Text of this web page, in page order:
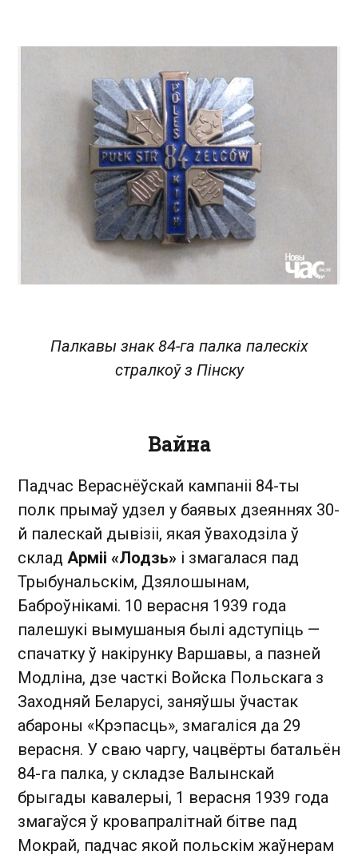
Палкавы знак 84-га палка палескіх
стралкоў з Пінску
Вайна
Падчас Вераснёўскай кампаніі 84-ты
полк прымаў удзел у баявых дзеяннях 30-
й палескай дывізіі, якая ўваходзіла ў
склад Арміі «Лодзь» і змагалася пад
Трыбунальскім, Дзялошынам,
Баброўнікамі. 10 верасня 1939 года
палешукі вымушаныя былі адступіць —
спачатку ў накірунку Варшавы, а пазней
Модліна, дзе часткі Войска Польскага з
Заходняй Беларусі, заняўшы ўчастак
абароны «Крэпасць», змагаліся да 29
верасня. У сваю чаргу, чацвёрты батальён
84-га палка, у складзе Валынскай
брыгады кавалерыі, 1 верасня 1939 года
змагаўся ў кровапралітнай бітве пад
Мокрай, падчас якой польскім жаўнерам